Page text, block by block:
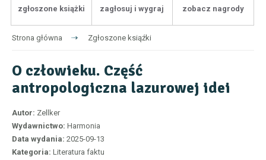
zgłoszone książki zagłosuj i wygraj zobacz nagrody
Strona główna Zgłoszone ksiąźki
O człowieku. Część
antropologiczna lazurowej idei
Autor: Zellker
Wydawnictwo: Harmonia
Data wydania: 2025-09-13
Kategoria: Literatura faktu